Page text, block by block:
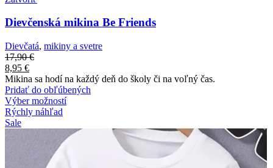
Dievčenská mikina Be Friends
Dievčatá, mikiny a svetre
17,90€
8,95 €
Mikina sa hodí na každý deň do školy či na voľný čas.
Pridať do obľúbených
Výber možností
Rýchly náhľad
Sale